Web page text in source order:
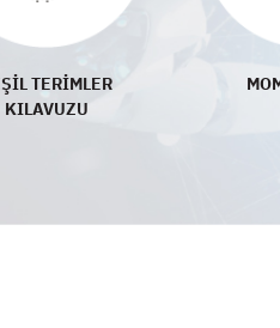
TERİMLER
KILAVUZU